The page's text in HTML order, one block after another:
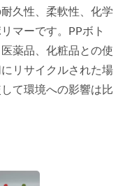
久性、柔軟性、化学
マーです。PPボト
薬品、化粧品との使
リサイクルされた場
て環境への影響は比